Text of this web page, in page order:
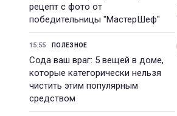
рецепт с фото от
победительницы "МастерШеф"
15:55 ПОЛЕЗНОЕ
Сода ваш враг: 5 вещей в доме,
которые категорически нельзя
чистить этим популярным
средством